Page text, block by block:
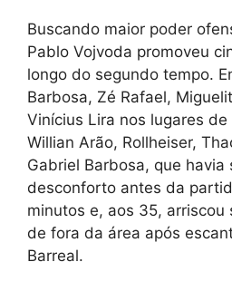
Buscando maior poder
Pablo Vojvoda promoveu
longo do segundo tempo.
Barbosa, Zé Rafael,
Vinícius Lira nos lugares de
Willian Arão, Rollheiser,
Gabriel Barbosa, que havia
desconforto antes da
minutos e, aos 35, arriscou
de fora da área após
Barreal.